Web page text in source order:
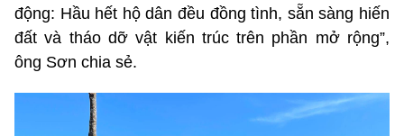
động: Hầu hết hộ dân đều đồng tình, sẵn sàng hiến
đất và tháo dỡ vật kiến trúc trên phần mở rộng”,
ông Sơn chia sẻ.